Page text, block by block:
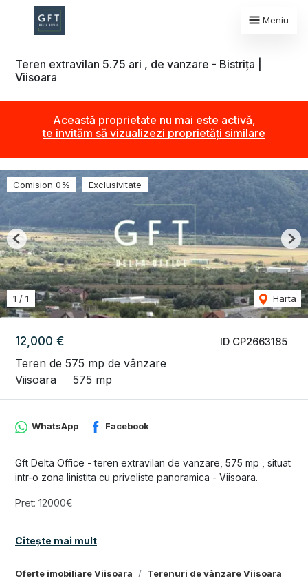
Meniu
Teren extravilan 5.75 ari , de vanzare - Bistrița |
Viisoara
Această proprietate nu mai este activă,
te invităm să vizualizezi proprietăți similare
ID CP2663185
12,000 €
Teren de 575 mp de vânzare
Viisoara
575 mp
Comision 0% Exclusivitate
1 / 1 Harta
Previous
Oferte imobiliare Viisoara Terenuri de vânzare Viisoara
WhatsApp Facebook
Gft Delta Office - teren extravilan de vanzare, 575 mp , situat
intr-o zona linistita cu priveliste panoramica - Viisoara.
Pret: 12000€
aproximativ 300 m
Contactează-ne acum pentru mai multe informații!
Citește mai mult